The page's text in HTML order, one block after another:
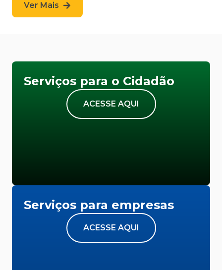
Ver Mais
Serviços para o Cidadão
ACESSE AQUI
Serviços para empresas
ACESSE AQUI